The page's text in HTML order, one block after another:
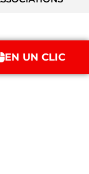
EN UN CLIC